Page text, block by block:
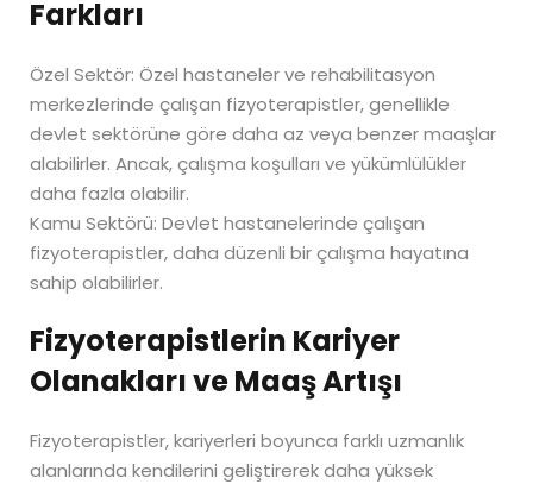
Farkları
Özel Sektör: Özel hastaneler ve rehabilitasyon
merkezlerinde çalışan fizyoterapistler, genellikle
devlet sektörüne göre daha az veya benzer maaşlar
alabilirler. Ancak, çalışma koşulları ve yükümlülükler
daha fazla olabilir.
Kamu Sektörü: Devlet hastanelerinde çalışan
fizyoterapistler, daha düzenli bir çalışma hayatına
sahip olabilirler.
Fizyoterapistlerin Kariyer
Olanakları ve Maaş Artışı
Fizyoterapistler, kariyerleri boyunca farklı uzmanlık
alanlarında kendilerini geliştirerek daha yüksek